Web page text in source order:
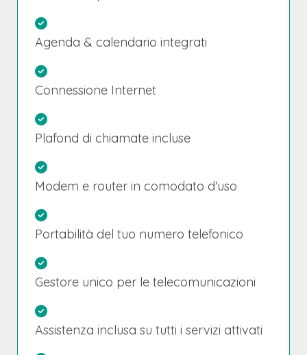
Agenda & calendario integrati
Connessione Internet
Plafond di chiamate incluse
Modem e router in comodato d'uso
Portabilità del tuo numero telefonico
Gestore unico per le telecomunicazioni
Assistenza inclusa su tutti i servizi attivati